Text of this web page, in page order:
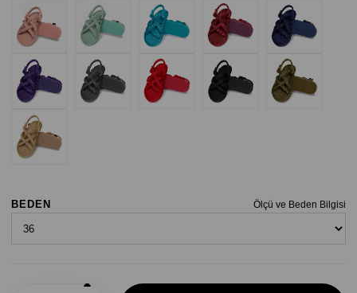
Ölçü ve Beden Bilgisi
BEDEN